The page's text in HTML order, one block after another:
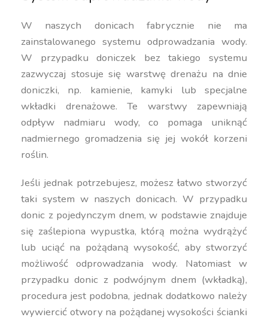
W naszych donicach fabrycznie nie ma
zainstalowanego systemu odprowadzania wody.
W przypadku doniczek bez takiego systemu
zazwyczaj stosuje się warstwę drenażu na dnie
doniczki, np. kamienie, kamyki lub specjalne
wkładki drenażowe. Te warstwy zapewniają
odpływ nadmiaru wody, co pomaga uniknąć
nadmiernego gromadzenia się jej wokół korzeni
roślin.
Jeśli jednak potrzebujesz, możesz łatwo stworzyć
taki system w naszych donicach. W przypadku
donic z pojedynczym dnem, w podstawie znajduje
się zaślepiona wypustka, którą można wydrążyć
lub uciąć na pożądaną wysokość, aby stworzyć
możliwość odprowadzania wody. Natomiast w
przypadku donic z podwójnym dnem (wkładką),
procedura jest podobna, jednak dodatkowo należy
wywiercić otwory na pożądanej wysokości ścianki